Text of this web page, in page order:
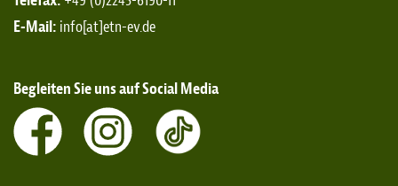
E-Mail: info[at]etn-ev.de
Begleiten Sie uns auf Social Media